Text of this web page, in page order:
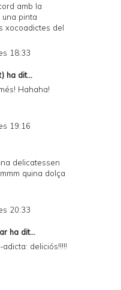
amb la
una pinta
xocoadictes del
18:33
ha dit...
Hahaha!
19:16
delicatessen
quina dolça
20:33
ha dit...
deliciós!!!!!